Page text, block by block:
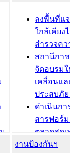
เทศบาล
รับฟังคว
ผังเมือง
วารินชำ
เทศบาล
ซักซ้อมแ
ประโยช
บทความ อื่นๆ ...
ลงพื้นที่แ
ใกล้เคียง
สำรวจค
สถานีกา
จัดอบรม
เคลื่อนแ
ประสบภั
ดำเนินกา
สารฟอร์
ตลาดสดเ
วารินชำร
งานป้องกันฯ